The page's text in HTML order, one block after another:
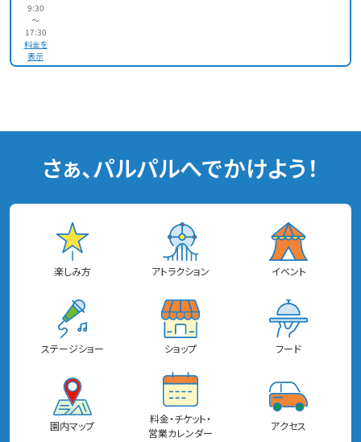
9:30
〜
17:30
料金を
表示
さぁ、パルパルへでかけよう！
楽しみ方 アトラクション イベント
ステージショー ショップ フード
園内マップ
料金・チケット・
営業カレンダー
アクセス